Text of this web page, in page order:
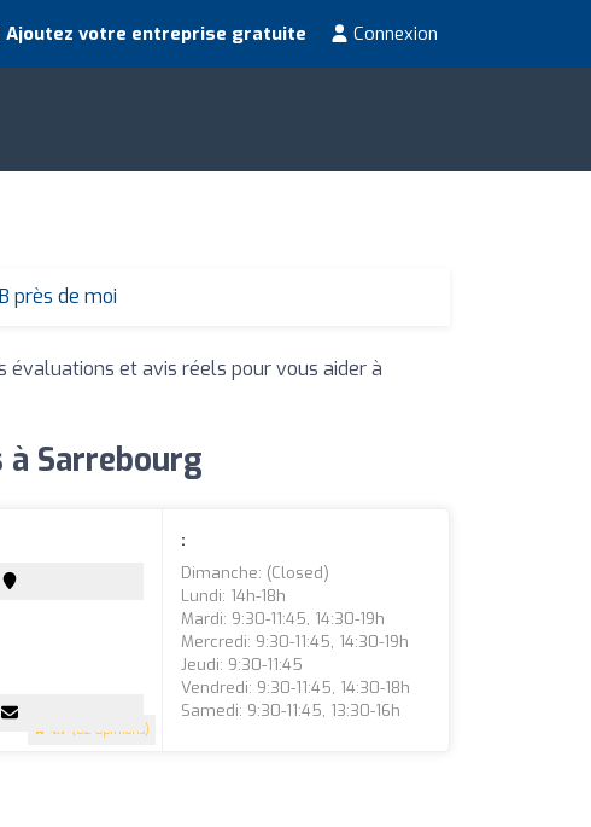
Ajoutez votre entreprise gratuite Connexion
près de moi
évaluations et avis réels pour vous aider à
Sarrebourg
4.7 (82 Opinions)
:
Dimanche: (closed)
Lundi: 14h-18h
Mardi: 9:30-11:45, 14:30-19h
Mercredi: 9:30-11:45, 14:30-19h
Jeudi: 9:30-11:45
Vendredi: 9:30-11:45, 14:30-18h
Samedi: 9:30-11:45, 13:30-16h